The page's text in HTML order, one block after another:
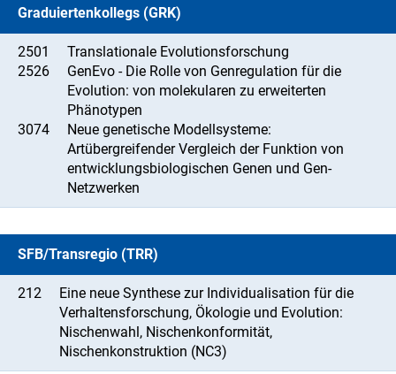
Graduiertenkollegs (GRK)
2501
Translationale Evolutionsforschung
2526
GenEvo - Die Rolle von Genregulation für die
Evolution: von molekularen zu erweiterten
Phänotypen
3074
Neue genetische Modellsysteme:
Artübergreifender Vergleich der Funktion von
entwicklungsbiologischen Genen und Gen-
Netzwerken
SFB/Transregio (TRR)
212
Eine neue Synthese zur Individualisation für die
Verhaltensforschung, Ökologie und Evolution:
Nischenwahl, Nischenkonformität,
Nischenkonstruktion (NC3)